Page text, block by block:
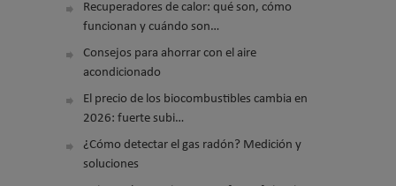
Recuperadores de calor: qué son, cómo
funcionan y cuándo son…
Consejos para ahorrar con el aire
acondicionado
El precio de los biocombustibles cambia en
2026: fuerte subi…
¿Cómo detectar el gas radón? Medición y
soluciones